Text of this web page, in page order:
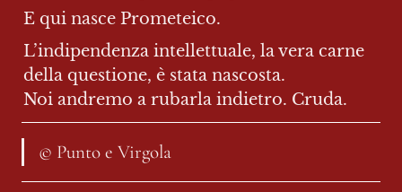
E qui nasce Prometeico.
L’indipendenza intellettuale, la vera carne
della questione, è stata nascosta.
Noi andremo a rubarla indietro. Cruda.
© Punto e Virgola